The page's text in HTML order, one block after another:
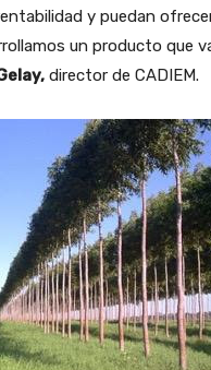
y puedan
un producto que
director de CADIEM.